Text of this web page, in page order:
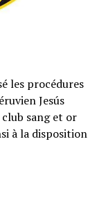
les procédures
Jesús
club sang et or
à la disposition